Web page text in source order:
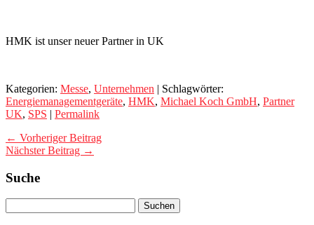
HMK ist unser neuer Partner in UK
Kategorien: Messe, Unternehmen | Schlagwörter:
Energiemanagementgeräte, HMK, Michael Koch GmbH, Partner
UK, SPS | Permalink
← Vorheriger Beitrag
Nächster Beitrag →
Suche